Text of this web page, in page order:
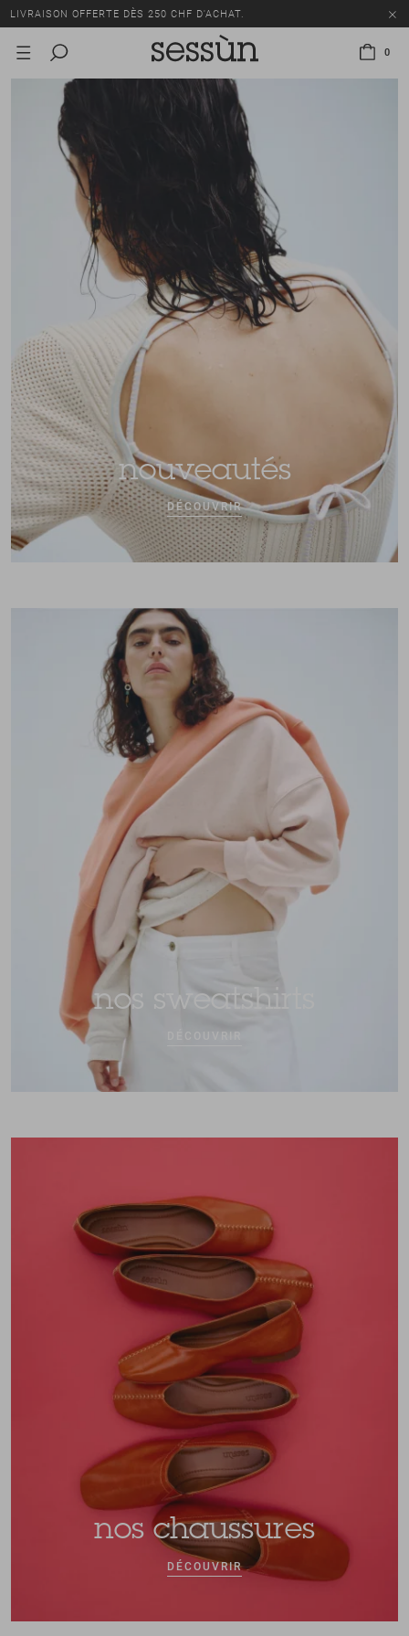
LIVRAISON OFFERTE DÈS 250 CHF D'ACHAT.
TOUS LES PRIX INCLUENT LA TVA ET LES DROITS DE DOUANE.
LIVRAISON OFFERTE DÈS 250 CHF D'ACHAT.
TOUS LES PRIX INCLUENT LA TVA ET LES DROITS DE DOUANE.
0
nouveautés
DÉCOUVRIR
nos sweatshirts
nos chaussures
DÉCOUVRIR